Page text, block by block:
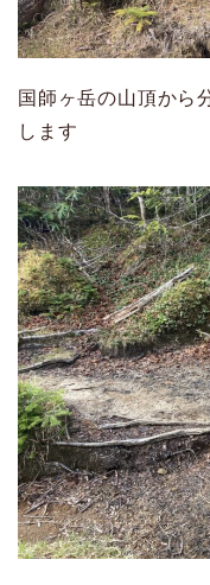
国師ヶ岳の山頂から
します